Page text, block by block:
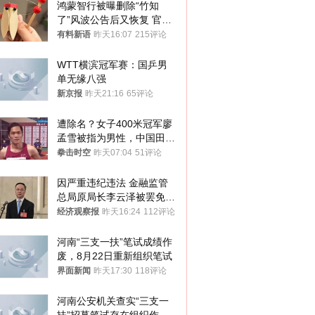
鸿蒙智行被曝删除“竹知
了”风波公告后又恢复 官媒
曾力挺：劝华为要大度的，
有料新语 昨天16:07 215评论
WTT横滨冠军赛：国乒男
单无缘八强
新京报 昨天21:16 65评论
遭除名？女子400米冠军廖
孟雪被指为男性，中国田协
默不作声
拳击时空 昨天07:04 51评论
因严重违纪违法 金融监管
总局原局长李云泽被罢免全
国人大代表
经济观察报 昨天16:24 112评论
河南“三支一扶”笔试成绩作
废，8月22日重新组织笔试
界面新闻 昨天17:30 118评论
河南公安机关查实“三支一